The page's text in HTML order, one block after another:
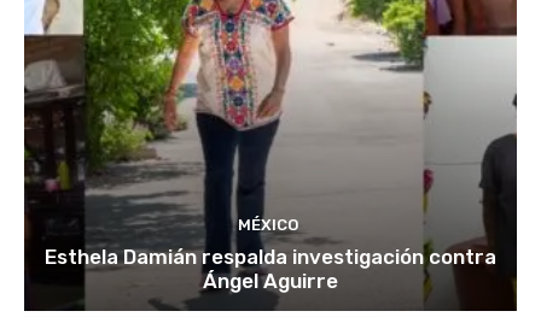
MÉXICO
Esthela Damián respalda investigación contra
Ángel Aguirre